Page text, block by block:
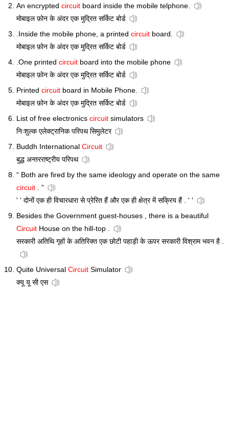
An encrypted circuit board inside the mobile telphone.
मोबाइल फ़ोन के अंदर एक मुद्रित सर्किट बोर्ड
.Inside the mobile phone, a printed circuit board.
मोबाइल फ़ोन के अंदर एक मुद्रित सर्किट बोर्ड
.One printed circuit board into the mobile phone
मोबाइल फ़ोन के अंदर एक मुद्रित सर्किट बोर्ड
Printed circuit board in Mobile Phone.
मोबाइल फ़ोन के अंदर एक मुद्रित सर्किट बोर्ड
List of free electronics circuit simulators
निःशुल्क एलेक्ट्रानिक परिपथ सिमुलेटर
Buddh International Circuit
बुद्ध अन्तरराष्ट्रीय परिपथ
“ Both are fired by the same ideology and operate on the same
circuit . ”
' ' दोनों एक ही विचारधारा से प्रेरित हैं और एक ही क्षेत्र में सक्रिय हैं . ' '
Besides the Government guest-houses , there is a beautiful
Circuit House on the hill-top .
सरकारी अतिथि गृहों के अतिरिक्त एक छोटी पहाड़ी के ऊपर सरकारी विश्राम भवन है .
Quite Universal Circuit Simulator
क्यू यू सी एस